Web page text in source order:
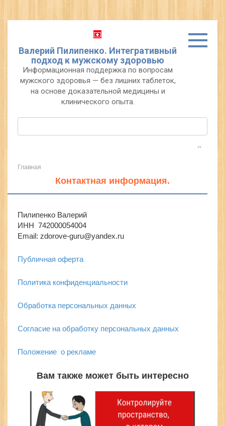
контенту
Валерий Пилипенко. Интегративный
подход к мужскому здоровью
Информационная поддержка по вопросам
мужского здоровья — без лишних таблеток,
на основе доказательной медицины и
клинического опыта.
Главная
Контактная информация.
Пилипенко Валерий
ИНН 742000054004
Email: zdorove-guru@yandex.ru
Публичная оферта
Политика конфиденциальности
Обработка персональных данных
Согласие на обработку персональных данных
Положение о рекламе
Вам также может быть интересно